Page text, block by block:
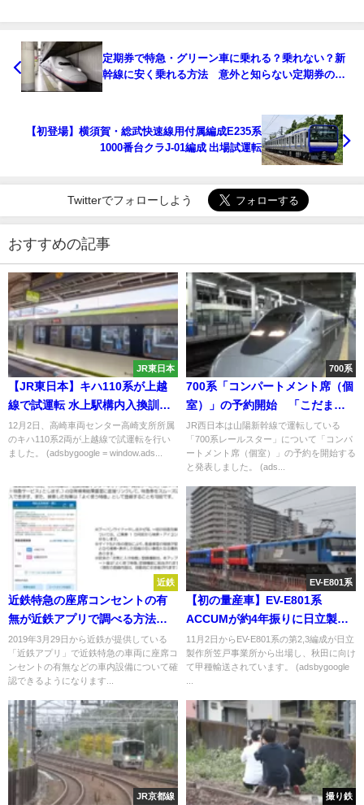
定期券で特急・グリーン車に乗れる？乗れない？新
幹線に安く乗れる方法 意外と知らない定期券のル
【初登場】横須賀・総武快速線用付属編成E235系
1000番台クラJ-01編成 出場試運転
Twitterでフォローしよう
おすすめの記事
JR東日本
【JR東日本】キハ110系が上越
線で試運転 水上駅構内入換訓練
を実施 一体なぜ?
12月2日、高崎車両センター高崎支所所属
のキハ110系2両が上越線で試運転を行い
ました。 (adsbygoogle = window.ads...
700系
700系「コンパートメント席（個
室）」の予約開始 「こだまレ
ールスター」のみ設定へ
JR西日本は山陽新幹線で運転している
「700系レールスター」について「コンパ
ートメント席（個室）」の予約を開始する
と発表しました。 (ads...
近鉄
近鉄特急の座席コンセントの有
無が近鉄アプリで調べる方法が
追加 3月29日からのアップデー
トで
2019年3月29日から近鉄が提供している
「近鉄アプリ」で近鉄特急の車両に座席コ
ンセントの有無などの車内設備について確
認できるようになります...
EV-E801系
【初の量産車】EV-E801系
ACCUMが約4年振りに日立製作
所から出場 引退が決まったキハ
40・48形を置き換えるため
11月2日からEV-E801系の第2,3編成が日立
製作所笠戸事業所から出場し、秋田に向け
て甲種輸送されています。 (adsbygoogle
JR京都線 撮り鉄